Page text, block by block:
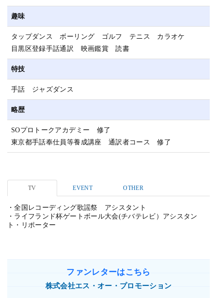
趣味
タップダンス ボーリング ゴルフ テニス カラオケ
目黒区登録手話通訳 映画鑑賞 読書
特技
手話 ジャズダンス
略歴
SOプロトークアカデミー 修了
東京都手話奉仕員等養成講座 通訳者コース 修了
TV EVENT OTHER
・全国レコーディング歌謡祭 アシスタント
・ライフランド杯ゲートボール大会(チバテレビ）アシスタン
ト・リポーター
ファンレターはこちら
株式会社エス・オー・プロモーション